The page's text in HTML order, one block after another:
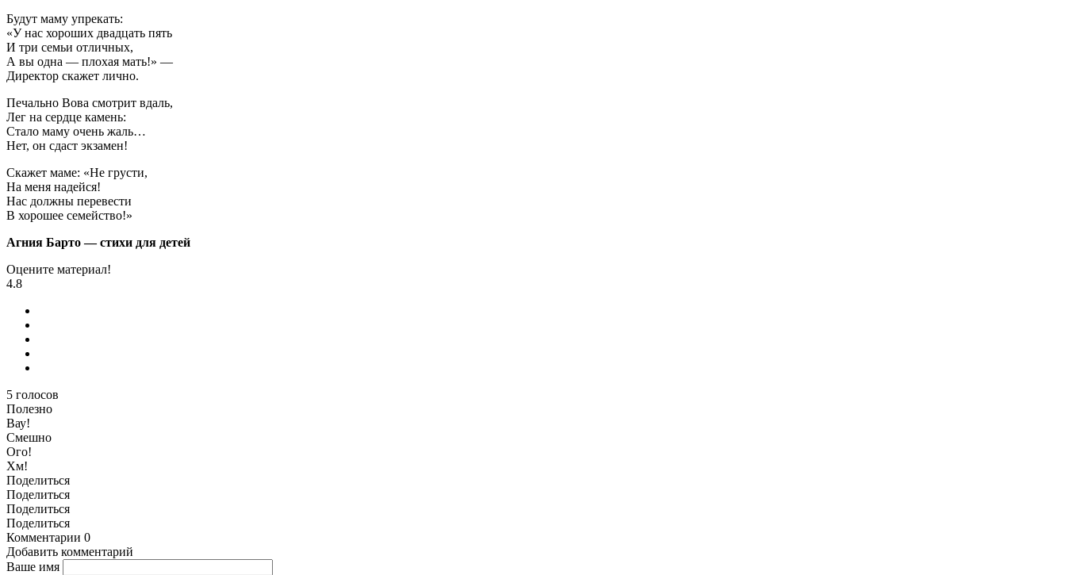
Будут маму упрекать:
«У нас хороших двадцать пять
И три семьи отличных,
А вы одна — плохая мать!» —
Директор скажет лично.
Печально Вова смотрит вдаль,
Лег на сердце камень:
Стало маму очень жаль…
Нет, он сдаст экзамен!
Скажет маме: «Не грусти,
На меня надейся!
Нас должны перевести
В хорошее семейство!»
Агния Барто — стихи для детей
Оцените материал!
4.8
5 голосов
Полезно
Вау!
Смешно
Ого!
Хм!
Поделиться
Поделиться
Поделиться
Поделиться
Комментарии 0
Добавить комментарий
Ваше имя